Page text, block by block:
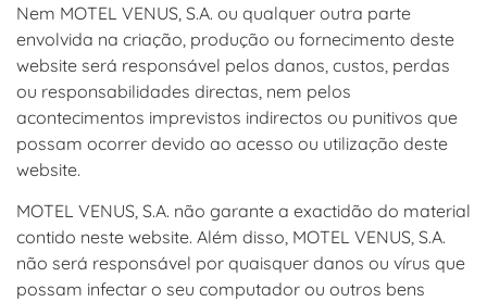
Nem MOTEL VENUS, S.A. ou qualquer outra parte
envolvida na criação, produção ou fornecimento deste
website será responsável pelos danos, custos, perdas
ou responsabilidades directas, nem pelos
acontecimentos imprevistos indirectos ou punitivos que
possam ocorrer devido ao acesso ou utilização deste
website.
MOTEL VENUS, S.A. não garante a exactidão do material
contido neste website. Além disso, MOTEL VENUS, S.A.
não será responsável por quaisquer danos ou vírus que
possam infectar o seu computador ou outros bens